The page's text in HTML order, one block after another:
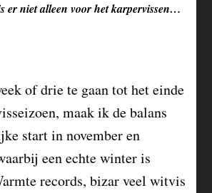
er niet alleen voor het karpervissen…
of drie te gaan tot het einde
maak ik de balans
start in november en
een echte winter is
records, bizar veel witvis